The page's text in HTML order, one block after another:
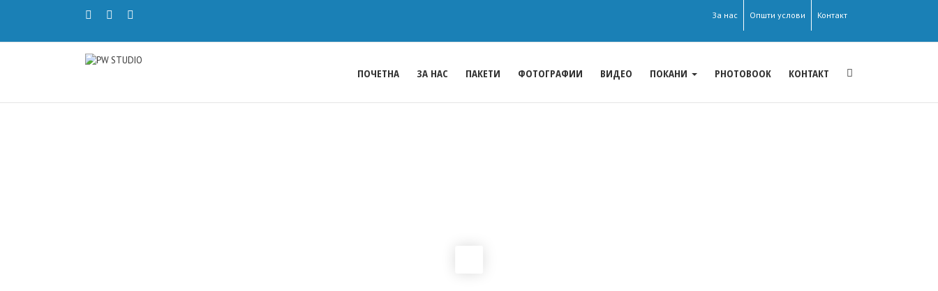
За нас Општи услови Контакт
ПОЧЕТНА ЗА НАС ПАКЕТИ ФОТОГРАФИИ ВИДЕО ПОКАНИ PHOTOBOOK КОНТАКТ